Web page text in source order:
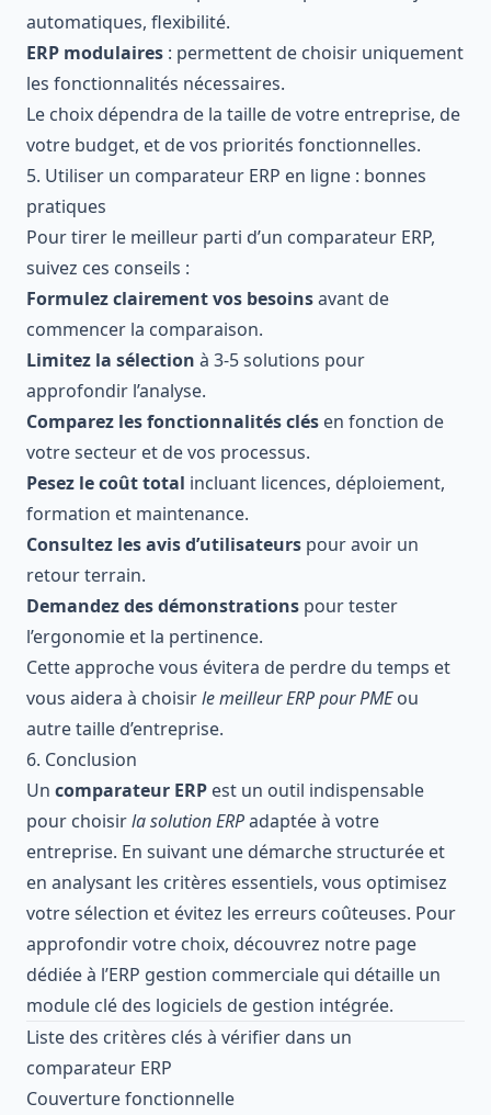
automatiques, flexibilité.
ERP modulaires : permettent de choisir uniquement
les fonctionnalités nécessaires.
Le choix dépendra de la taille de votre entreprise, de
votre budget, et de vos priorités fonctionnelles.
5. Utiliser un comparateur ERP en ligne : bonnes
pratiques
Pour tirer le meilleur parti d’un comparateur ERP,
suivez ces conseils :
Formulez clairement vos besoinsavant de
commencer la comparaison.
Limitez la sélection à 3-5 solutions pour
approfondir l’analyse.
Comparez les fonctionnalités clés en fonction de
votre secteur et de vos processus.
Pesez le coût total incluant licences, déploiement,
formation et maintenance.
Consultez les avis d’utilisateurs pour avoir un
retour terrain.
Demandez des démonstrations pour tester
l’ergonomie et la pertinence.
Cette approche vous évitera de perdre du temps et
vous aidera à choisirle meilleur ERP pour PMEou
autre taille d’entreprise.
6. Conclusion
Un comparateur ERP est un outil indispensable
pour choisirla solution ERPadaptée à votre
entreprise. En suivant une démarche structurée et
en analysant les critères essentiels, vous optimisez
votre sélection et évitez les erreurs coûteuses. Pour
approfondir votre choix, découvrez notre page
dédiée à l’ERP gestion commerciale qui détaille un
module clé des logiciels de gestion intégrée.
Liste des critères clés à vérifier dans un
comparateur ERP
Couverture fonctionnelle